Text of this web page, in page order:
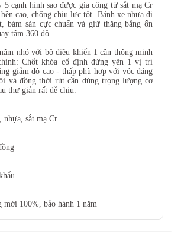
5 cạnh hình sao được gia công từ sắt mạ Cr
cao, chống chịu lực tốt. Bánh xe nhựa di
bám sàn cực chuẩn và giữ thăng bằng ổn
tâm 360 độ.
nhỏ với bộ điều khiển 1 cần thông minh
Chốt khóa cố định đứng yên 1 vị trí
giảm độ cao - thấp phù hợp với vóc dáng
và đồng thời rút cần dùng trọng lượng cơ
thư giản rất dễ chịu.
nhựa, sắt mạ Cr
mới 100%, bảo hành 1 năm